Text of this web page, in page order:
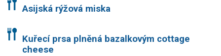
Asijská rýžová miska
Kuřecí prsa plněná bazalkovým cottage
cheese